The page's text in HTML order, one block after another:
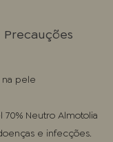
Precauções
na pele
Neutro Almotolia
e infecções.